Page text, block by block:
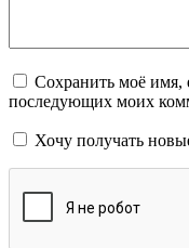
Сохранить моё имя,
последующих моих
Хочу получать